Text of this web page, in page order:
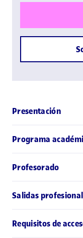
Presentación
Programa
Profesorado
Salidas
Requisitos de